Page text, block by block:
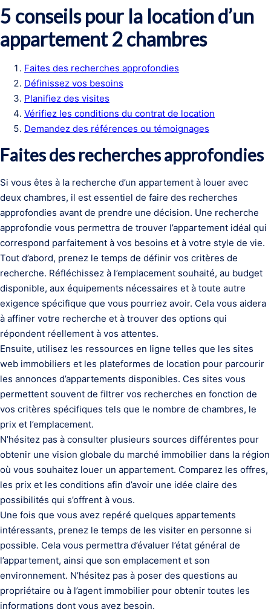
5 conseils pour la location d’un
appartement 2 chambres
Faites des recherches approfondies
Définissez vos besoins
Planifiez des visites
Vérifiez les conditions du contrat de location
Demandez des références ou témoignages
Faites des recherches approfondies
Si vous êtes à la recherche d’un appartement à louer avec
deux chambres, il est essentiel de faire des recherches
approfondies avant de prendre une décision. Une recherche
approfondie vous permettra de trouver l’appartement idéal qui
correspond parfaitement à vos besoins et à votre style de vie.
Tout d’abord, prenez le temps de définir vos critères de
recherche. Réfléchissez à l’emplacement souhaité, au budget
disponible, aux équipements nécessaires et à toute autre
exigence spécifique que vous pourriez avoir. Cela vous aidera
à affiner votre recherche et à trouver des options qui
répondent réellement à vos attentes.
Ensuite, utilisez les ressources en ligne telles que les sites
web immobiliers et les plateformes de location pour parcourir
les annonces d’appartements disponibles. Ces sites vous
permettent souvent de filtrer vos recherches en fonction de
vos critères spécifiques tels que le nombre de chambres, le
prix et l’emplacement.
N’hésitez pas à consulter plusieurs sources différentes pour
obtenir une vision globale du marché immobilier dans la région
où vous souhaitez louer un appartement. Comparez les offres,
les prix et les conditions afin d’avoir une idée claire des
possibilités qui s’offrent à vous.
Une fois que vous avez repéré quelques appartements
intéressants, prenez le temps de les visiter en personne si
possible. Cela vous permettra d’évaluer l’état général de
l’appartement, ainsi que son emplacement et son
environnement. N’hésitez pas à poser des questions au
propriétaire ou à l’agent immobilier pour obtenir toutes les
informations dont vous avez besoin.